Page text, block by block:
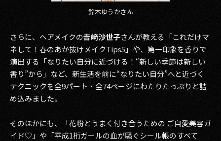
鈴木ゆうかさん
さらに、ヘアメイクの𠮷﨑沙世子さんが教える「これだけマ
ネして！春のあか抜けメイクTips5」や、第一印象を香りで
演出する「なりたい自分に近づける！“新しい季節は新しい
香り”から」など、新生活を前に“なりたい自分”へと近づく
テクニックを全9パート・全74ページにわたりたっぷりと詰
め込みました。
そのほかにも、「花粉とうまく付き合うための ご自愛美容ガ
イド♡」や「平成1桁ガールの血が騒ぐシール帳のすべて